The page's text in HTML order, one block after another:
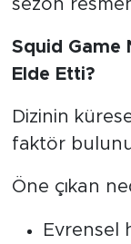
sezon
Squid Game
Elde Etti?
Dizinin
faktör
Öne çıkan
Evrensel